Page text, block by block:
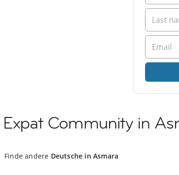
Expat Community in
Finde andere Deutsche in Asmara